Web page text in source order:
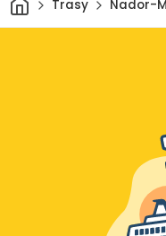
Trasy Nador-